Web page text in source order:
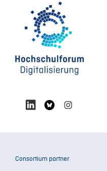
Consortium partner